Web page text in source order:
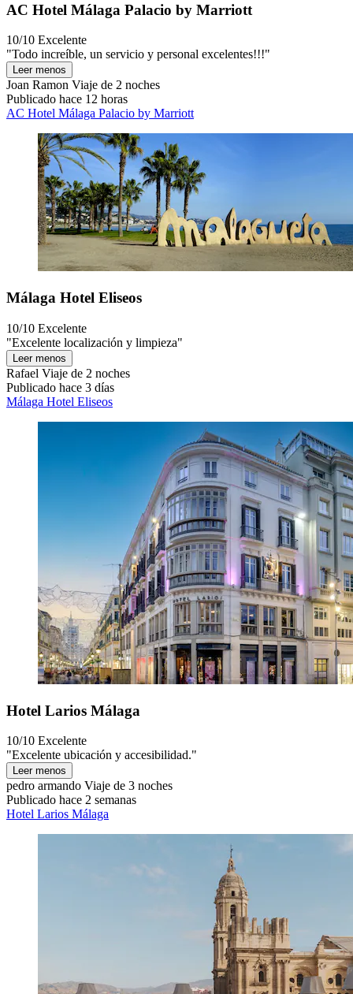
AC Hotel Málaga Palacio by Marriott
10/10 Excelente
"Todo increíble, un servicio y personal excelentes!!!"
Leer menos
Joan Ramon Viaje de 2 noches
Publicado hace 12 horas
AC Hotel Málaga Palacio by Marriott
Málaga Hotel Eliseos
10/10 Excelente
"Excelente localización y limpieza"
Leer menos
Rafael Viaje de 2 noches
Publicado hace 3 días
Málaga Hotel Eliseos
Hotel Larios Málaga
10/10 Excelente
"Excelente ubicación y accesibilidad."
Leer menos
pedro armando Viaje de 3 noches
Publicado hace 2 semanas
Hotel Larios Málaga